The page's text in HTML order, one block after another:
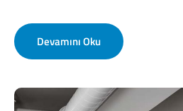
Devamını Oku